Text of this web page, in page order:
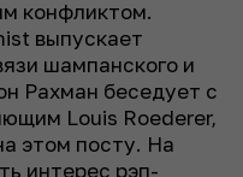
конфликтом.
выпускает
шампанского и
Рахман беседует с
Louis Roederer,
этом посту. На
интерес рэп-